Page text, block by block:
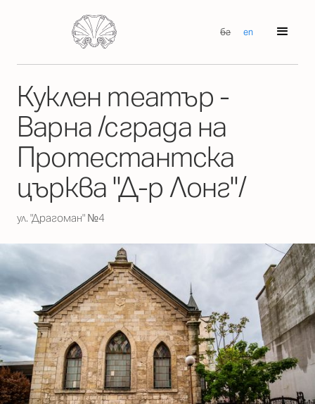
бг en
Куклен театър -
Варна /сграда на
Протестантска
църква "Д-р Лонг"/
ул. "Драгоман" №4